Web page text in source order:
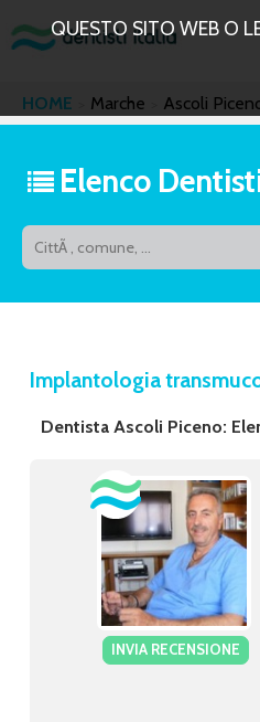
QUESTO SITO WEB O
HOME Marche Ascoli
Elenco
Implantologia
Dentista Ascoli Piceno:
INVIA RECENSIONE